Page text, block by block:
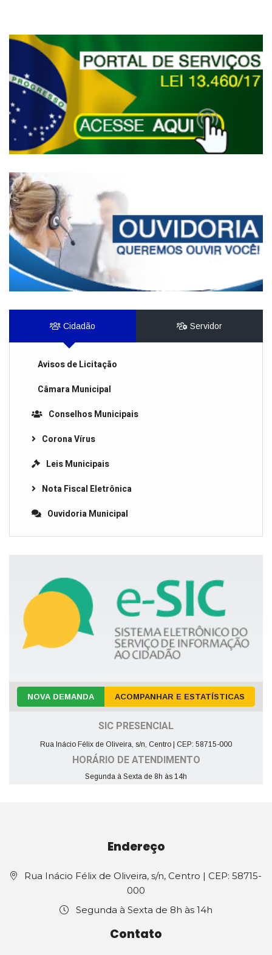
Cidadão Servidor
Avisos de Licitação
Câmara Municipal
Conselhos Municipais
Corona Vírus
Leis Municipais
Nota Fiscal Eletrônica
Ouvidoria Municipal
NOVA DEMANDA ACOMPANHAR E ESTATÍSTICAS
SIC PRESENCIAL
Rua Inácio Félix de Oliveira, s/n, Centro | CEP: 58715-000
HORÁRIO DE ATENDIMENTO
Segunda à Sexta de 8h às 14h
Endereço
Rua Inácio Félix de Oliveira, s/n, Centro | CEP: 58715-
000
Segunda à Sexta de 8h às 14h
Contato